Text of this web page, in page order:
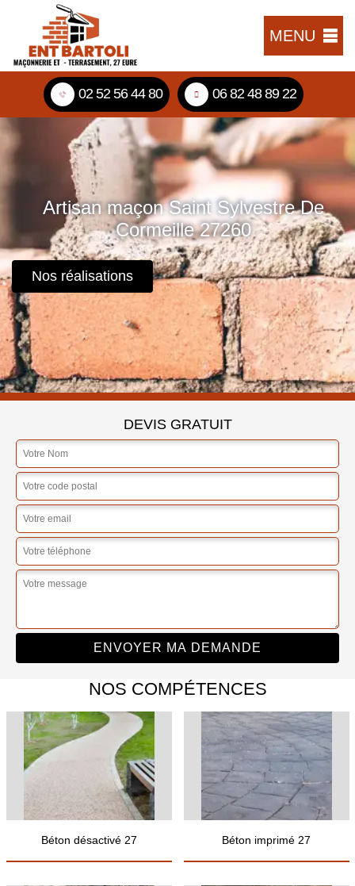
MENU
02 52 56 44 80 06 82 48 89 22
Artisan maçon Saint Sylvestre De
Cormeille 27260
Nos réalisations
DEVIS GRATUIT
NOS COMPÉTENCES
Béton désactivé 27 Béton imprimé 27